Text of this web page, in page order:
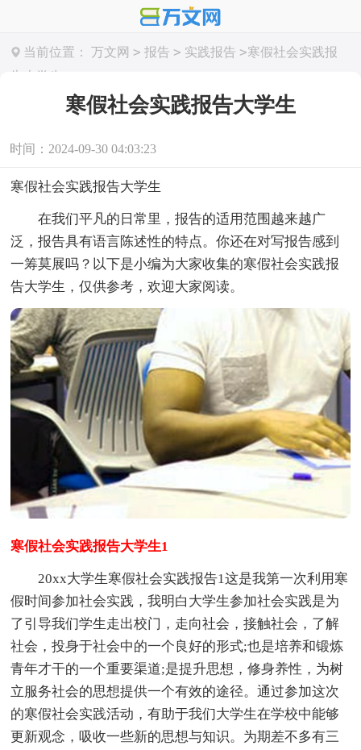
当前位置： 万文网 > 报告 > 实践报告 >寒假社会实践报
告大学生
寒假社会实践报告大学生
时间：2024-09-30 04:03:23
寒假社会实践报告大学生
在我们平凡的日常里，报告的适用范围越来越广
泛，报告具有语言陈述性的特点。你还在对写报告感到
一筹莫展吗？以下是小编为大家收集的寒假社会实践报
告大学生，仅供参考，欢迎大家阅读。
寒假社会实践报告大学生1
20xx大学生寒假社会实践报告1这是我第一次利用寒
假时间参加社会实践，我明白大学生参加社会实践是为
了引导我们学生走出校门，走向社会，接触社会，了解
社会，投身于社会中的一个良好的形式;也是培养和锻炼
青年才干的一个重要渠道;是提升思想，修身养性，为树
立服务社会的思想提供一个有效的途径。通过参加这次
的寒假社会实践活动，有助于我们大学生在学校中能够
更新观念，吸收一些新的思想与知识。为期差不多有三